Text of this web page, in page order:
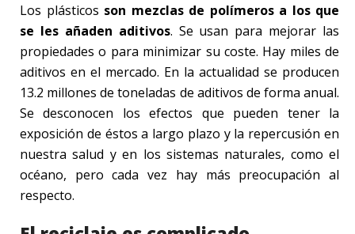
Los plásticos son mezclas de polímeros a los que
se les añaden aditivos. Se usan para mejorar las
propiedades o para minimizar su coste. Hay miles de
aditivos en el mercado. En la actualidad se producen
13.2 millones de toneladas de aditivos de forma anual.
Se desconocen los efectos que pueden tener la
exposición de éstos a largo plazo y la repercusión en
nuestra salud y en los sistemas naturales, como el
océano, pero cada vez hay más preocupación al
respecto.